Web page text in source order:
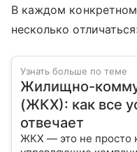
В каждом
несколько
Узнать больше по теме
Жилищно-
(ЖКХ): как все
отвечает
ЖКХ — это не просто